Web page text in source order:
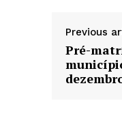
Previous
Pré-